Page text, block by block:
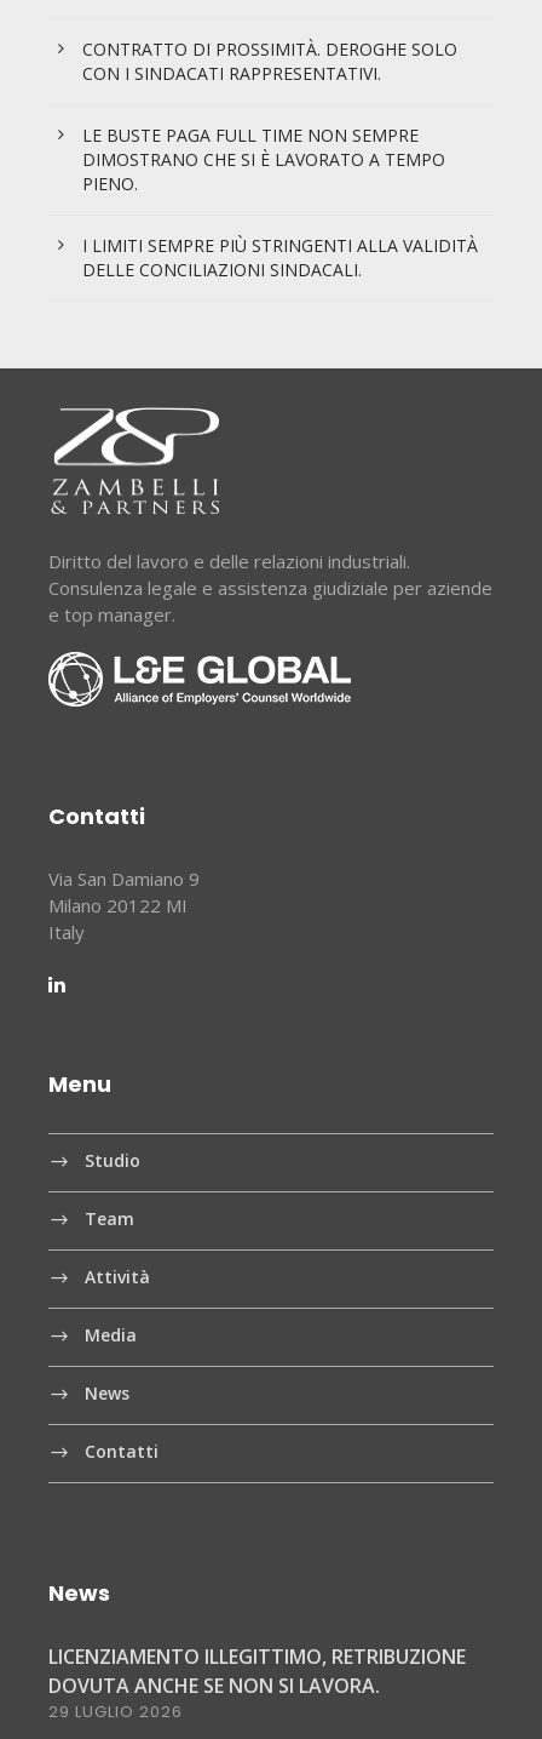
CONTRATTO DI PROSSIMITÀ. DEROGHE SOLO
CON I SINDACATI RAPPRESENTATIVI.
LE BUSTE PAGA FULL TIME NON SEMPRE
DIMOSTRANO CHE SI È LAVORATO A TEMPO
PIENO.
I LIMITI SEMPRE PIÙ STRINGENTI ALLA VALIDITÀ
DELLE CONCILIAZIONI SINDACALI.
Diritto del lavoro e delle relazioni industriali.
Consulenza legale e assistenza giudiziale per aziende
e top manager.
Contatti
Via San Damiano 9
Milano 20122 MI
Italy
Menu
Studio
Team
Attività
Media
News
Contatti
News
LICENZIAMENTO ILLEGITTIMO, RETRIBUZIONE
DOVUTA ANCHE SE NON SI LAVORA.
29 LUGLIO 2026